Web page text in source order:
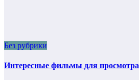
Без рубрики
Интересные фильмы для просмотра